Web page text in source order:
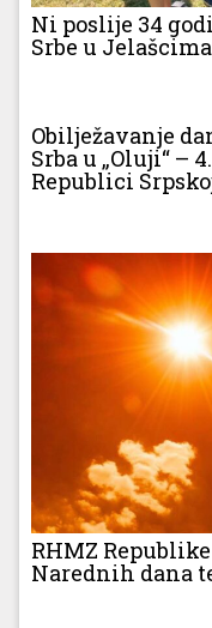
Ni poslije 34
Srbe u Jelašcima
Obilježavanje
Srba u „Oluji“ –
Republici
RHMZ
Narednih dana